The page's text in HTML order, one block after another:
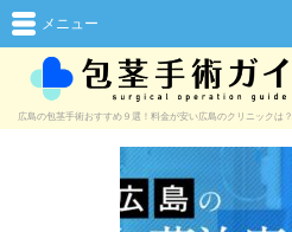
広島の包茎手術おすすめ９選！料金が安い広島のクリニックは？
メニュー